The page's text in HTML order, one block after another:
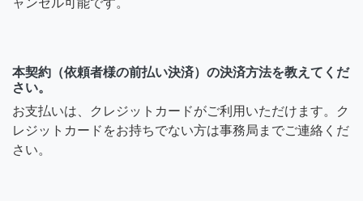
本契約（依頼者様の前払い決済）の決済方法を教えてくだ
さい。
お支払いは、クレジットカードがご利用いただけます。ク
レジットカードをお持ちでない方は事務局までご連絡くだ
さい。